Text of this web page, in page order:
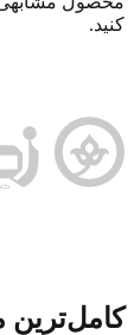
کنید.
کامل‌ترین